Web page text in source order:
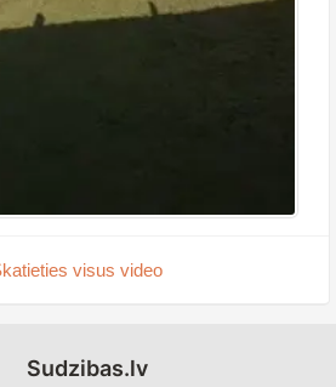
visus video
Sudzibas.lv